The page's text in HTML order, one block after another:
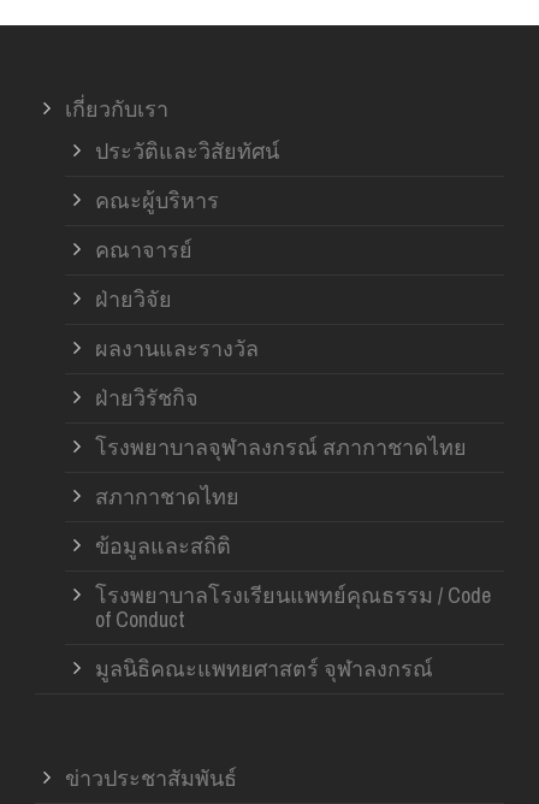
เกี่ยวกับเรา
ประวัติและวิสัยทัศน์
คณะผู้บริหาร
คณาจารย์
ฝ่ายวิจัย
ผลงานและรางวัล
ฝ่ายวิรัชกิจ
โรงพยาบาลจุฬาลงกรณ์ สภากาชาดไทย
สภากาชาดไทย
ข้อมูลและสถิติ
โรงพยาบาลโรงเรียนแพทย์คุณธรรม / Code
of Conduct
มูลนิธิคณะแพทยศาสตร์ จุฬาลงกรณ์
ข่าวประชาสัมพันธ์